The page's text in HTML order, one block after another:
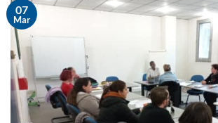
07
Mar